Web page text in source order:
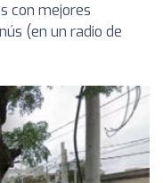
con mejores
(en un radio de